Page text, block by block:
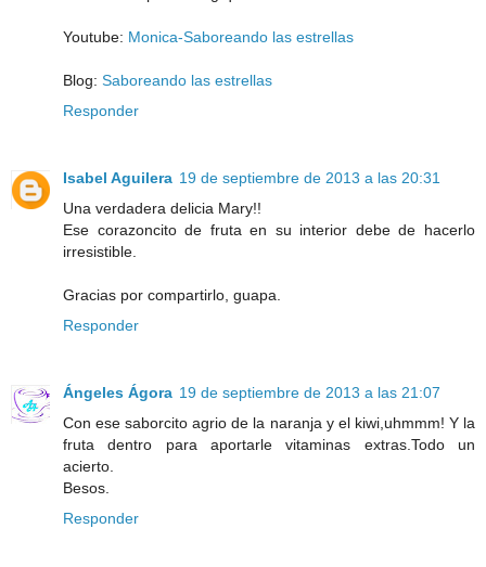
Youtube: Monica-Saboreando las estrellas
Blog: Saboreando las estrellas
Responder
Isabel Aguilera 19 de septiembre de 2013 a las 20:31
Una verdadera delicia Mary!!
Ese corazoncito de fruta en su interior debe de hacerlo
irresistible.
Gracias por compartirlo, guapa.
Responder
Ángeles Ágora 19 de septiembre de 2013 a las 21:07
Con ese saborcito agrio de la naranja y el kiwi,uhmmm! Y la
fruta dentro para aportarle vitaminas extras.Todo un
acierto.
Besos.
Responder